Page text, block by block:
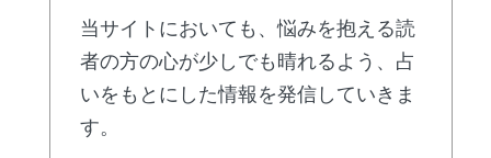
当サイトにおいても、悩みを抱える読
者の方の心が少しでも晴れるよう、占
いをもとにした情報を発信していきま
す。